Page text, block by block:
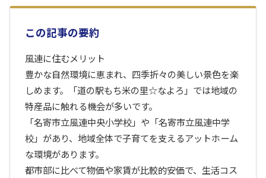
この記事の要約
風連に住むメリット
豊かな自然環境に恵まれ、四季折々の美しい景色を楽
しめます。「道の駅もち米の里☆なよろ」では地域の
特産品に触れる機会が多いです。
「名寄市立風連中央小学校」や「名寄市立風連中学
校」があり、地域全体で子育てを支えるアットホーム
な環境があります。
都市部に比べて物価や家賃が比較的安価で、生活コス